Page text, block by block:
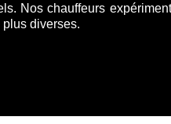
Nos chauffeurs
diverses.